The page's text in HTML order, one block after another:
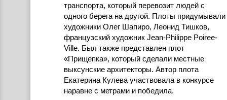
транспорта, который перевозит людей с
одного берега на другой. Плоты придумывали
художники Олег Шапиро, Леонид Тишков,
французский художник Jean-Philippe Poiree-
Ville. Был также представлен плот
«Прищепка», который сделали местные
выксунские архитекторы. Автор плота
Екатерина Кулева участвовала в конкурсе
наравне с метрами и победила.